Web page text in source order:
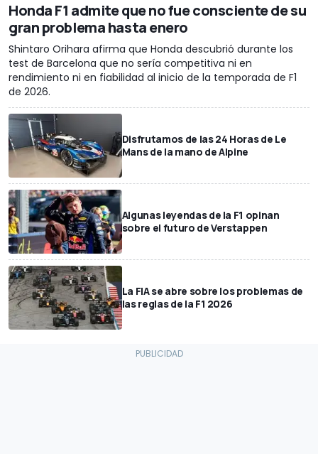
Honda F1 admite que no fue consciente de su
gran problema hasta enero
Shintaro Orihara afirma que Honda descubrió durante los
test de Barcelona que no sería competitiva ni en
rendimiento ni en fiabilidad al inicio de la temporada de F1
de 2026.
Disfrutamos de las 24 Horas de Le
Mans de la mano de Alpine
Algunas leyendas de la F1 opinan
sobre el futuro de Verstappen
La FIA se abre sobre los problemas de
las reglas de la F1 2026